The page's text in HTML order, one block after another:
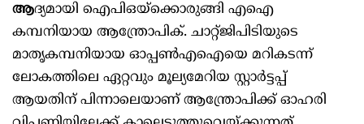
ആദ്യമായി ഐപിഒയ്‌ക്കൊരുങ്ങി എഐ
കമ്പനിയായ ആന്ത്രോപിക്. ചാറ്റ്ജിപിടിയുടെ
മാതൃകമ്പനിയായ ഓപ്പൺഎഐയെ മറികടന്ന്
ലോകത്തിലെ ഏറ്റവും മൂല്യമേറിയ സ്റ്റാർട്ടപ്പ്
ആയതിന് പിന്നാലെയാണ് ആന്ത്രോപിക്ക് ഓഹരി